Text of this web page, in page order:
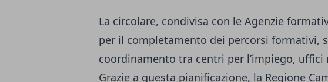
La circolare, condivisa con le Agenzie
per il completamento dei percorsi formativi,
coordinamento tra centri per l’impiego, uffici
Grazie a questa pianificazione, la Regione